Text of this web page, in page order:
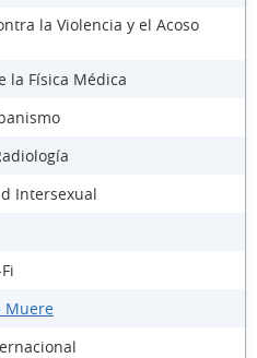
la Violencia y el Acoso
la Física Médica
Intersexual
Muere